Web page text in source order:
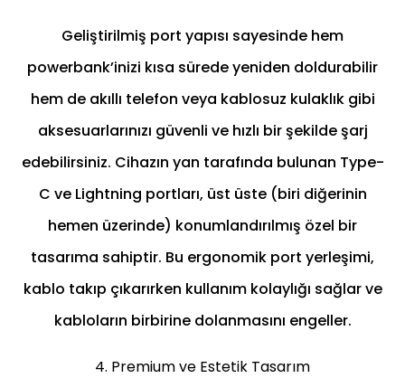
Geliştirilmiş port yapısı sayesinde hem
powerbank’inizi kısa sürede yeniden doldurabilir
hem de akıllı telefon veya kablosuz kulaklık gibi
aksesuarlarınızı güvenli ve hızlı bir şekilde şarj
edebilirsiniz. Cihazın yan tarafında bulunan Type-
C ve Lightning portları, üst üste (biri diğerinin
hemen üzerinde) konumlandırılmış özel bir
tasarıma sahiptir. Bu ergonomik port yerleşimi,
kablo takıp çıkarırken kullanım kolaylığı sağlar ve
kabloların birbirine dolanmasını engeller.
4. Premium ve Estetik Tasarım